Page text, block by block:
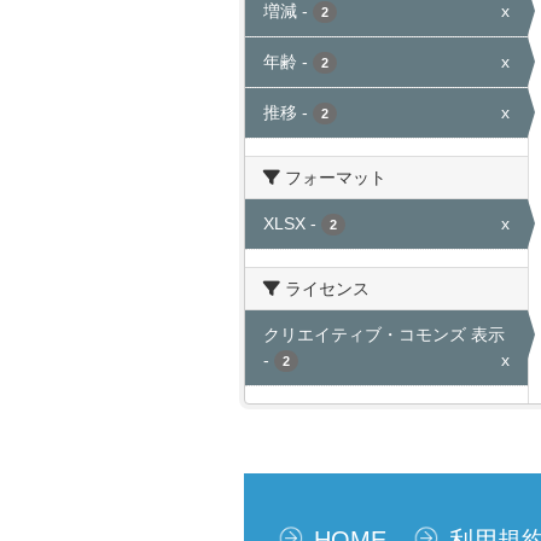
増減 - 2 x
年齢 - 2 x
推移 - 2 x
フォーマット
XLSX - 2 x
ライセンス
クリエイティブ・コモンズ 表示
-
2 x